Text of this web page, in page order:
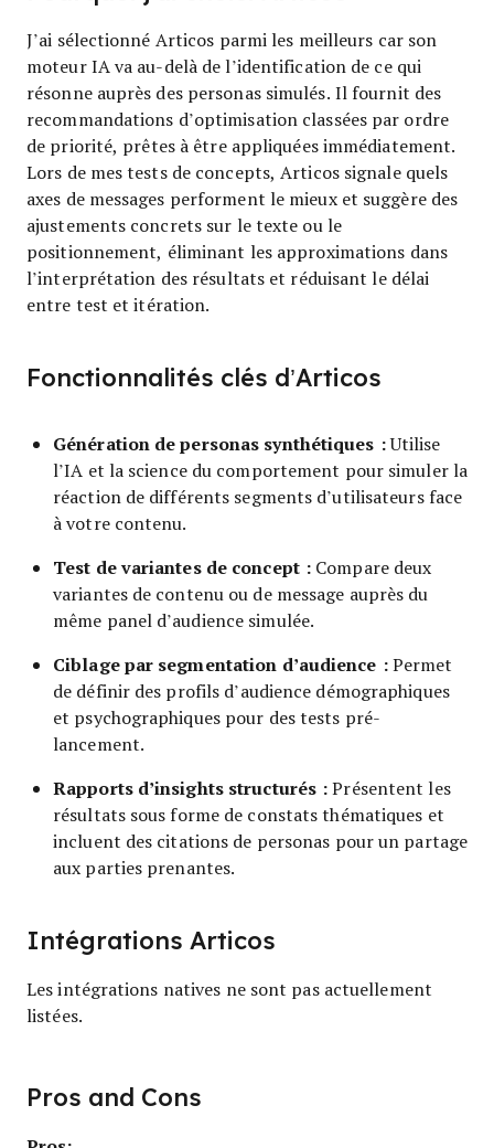
J’ai sélectionné Articos parmi les meilleurs car son
moteur IA va au-delà de l’identification de ce qui
résonne auprès des personas simulés. Il fournit des
recommandations d’optimisation classées par ordre
de priorité, prêtes à être appliquées immédiatement.
Lors de mes tests de concepts, Articos signale quels
axes de messages performent le mieux et suggère des
ajustements concrets sur le texte ou le
positionnement, éliminant les approximations dans
l’interprétation des résultats et réduisant le délai
entre test et itération.
Fonctionnalités clés d’Articos
Génération de personas synthétiques :Utilise
l’IA et la science du comportement pour simuler la
réaction de différents segments d’utilisateurs face
à votre contenu.
Test de variantes de concept : Compare deux
variantes de contenu ou de message auprès du
même panel d’audience simulée.
Ciblage par segmentation d’audience :Permet
de définir des profils d’audience démographiques
et psychographiques pour des tests pré-
lancement.
Rapports d’insights structurés :Présentent les
résultats sous forme de constats thématiques et
incluent des citations de personas pour un partage
aux parties prenantes.
Intégrations Articos
Les intégrations natives ne sont pas actuellement
listées.
Pros and Cons